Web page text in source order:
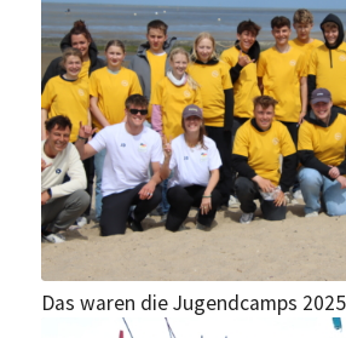
Das waren die Jugendcamps 2025